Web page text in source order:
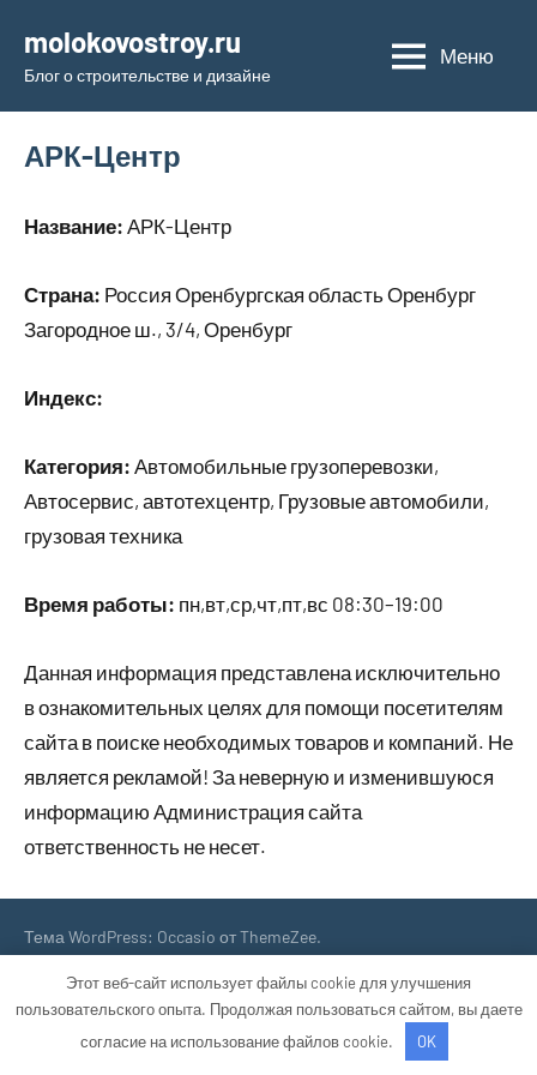
содержимому
molokovostroy.ru
Блог о строительстве и дизайне
Меню
АРК-Центр
Название: АРК-Центр
Страна: Россия Оренбургская область Оренбург
Загородное ш., 3/4, Оренбург
Индекс:
Категория: Автомобильные грузоперевозки,
Автосервис, автотехцентр, Грузовые автомобили,
грузовая техника
Время работы: пн,вт,ср,чт,пт,вс 08:30–19:00
Данная информация представлена исключительно
в ознакомительных целях для помощи посетителям
сайта в поиске необходимых товаров и компаний. Не
является рекламой! За неверную и изменившуюся
информацию Администрация сайта
ответственность не несет.
Тема WordPress: Occasio от ThemeZee.
Этот веб-сайт использует файлы cookie для улучшения
пользовательского опыта. Продолжая пользоваться сайтом, вы даете
согласие на использование файлов cookie.
OK